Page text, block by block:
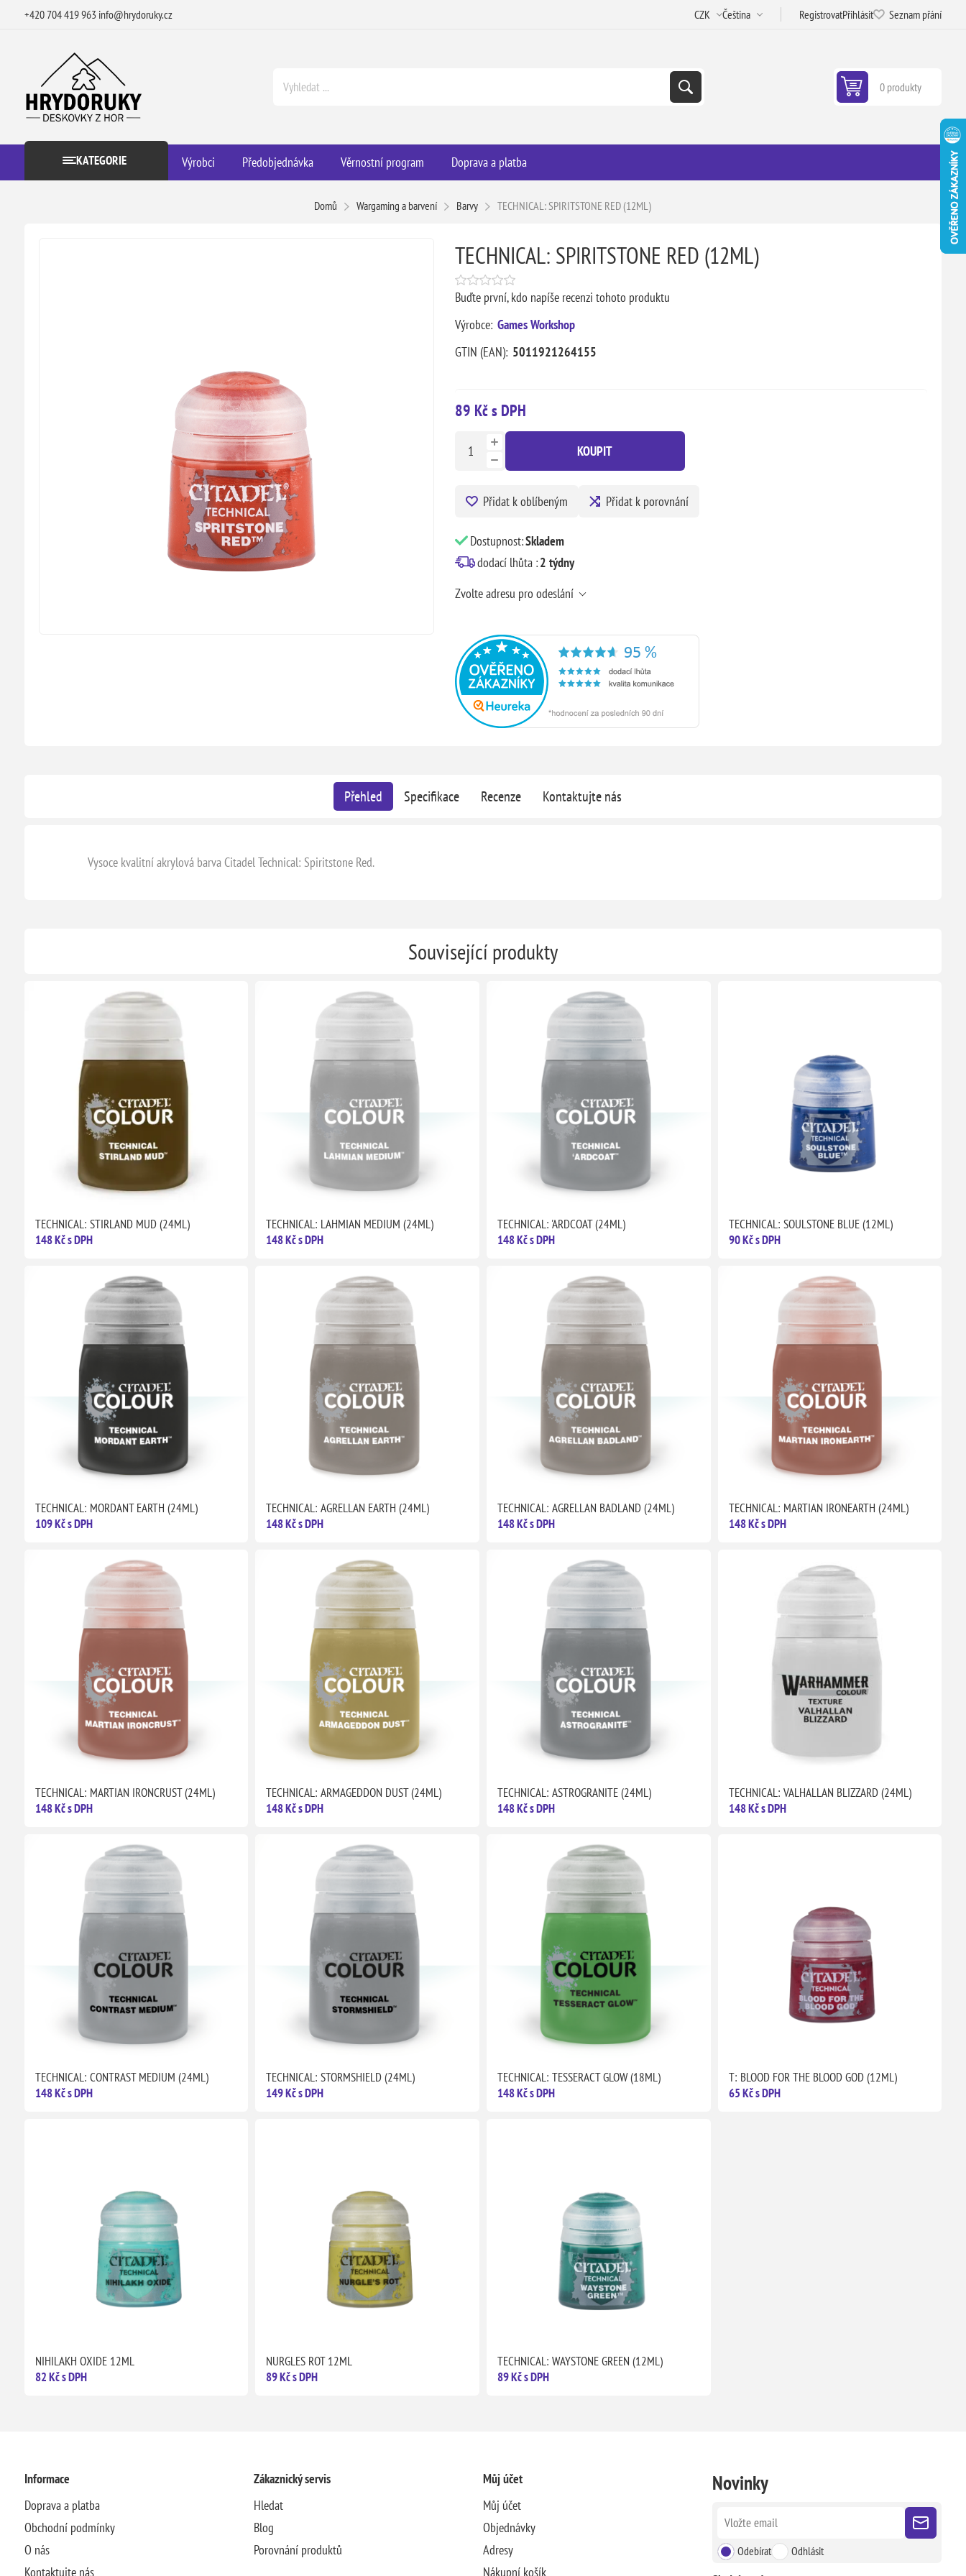
+420 704 419 963 info@hrydoruky.cz RegistrovatPřihlásit Seznam přání
0 produkty
KATEGORIE Výrobci Předobjednávka Věrnostní program Doprava a platba
Domů Wargaming a barvení Barvy TECHNICAL: SPIRITSTONE RED (12ML)
TECHNICAL: SPIRITSTONE RED (12ML)
Buďte první, kdo napíše recenzi tohoto produktu
Výrobce: Games Workshop
GTIN (EAN): 5011921264155
89 Kč s DPH
KOUPIT
Přidat k oblíbeným Přidat k porovnání
Dostupnost:Skladem
dodací lhůta :2 týdny
Zvolte adresu pro odeslání
Přehled Specifikace Recenze Kontaktujte nás
Vysoce kvalitní akrylová barva Citadel Technical: Spiritstone Red.
Související produkty
TECHNICAL: STIRLAND MUD (24ML)
148 Kč s DPH
TECHNICAL: LAHMIAN MEDIUM (24ML)
148 Kč s DPH
TECHNICAL: 'ARDCOAT (24ML)
148 Kč s DPH
TECHNICAL: SOULSTONE BLUE (12ML)
90 Kč s DPH
TECHNICAL: MORDANT EARTH (24ML)
109 Kč s DPH
TECHNICAL: AGRELLAN EARTH (24ML)
148 Kč s DPH
TECHNICAL: AGRELLAN BADLAND (24ML)
148 Kč s DPH
TECHNICAL: MARTIAN IRONEARTH (24ML)
148 Kč s DPH
TECHNICAL: MARTIAN IRONCRUST (24ML)
148 Kč s DPH
TECHNICAL: ARMAGEDDON DUST (24ML)
148 Kč s DPH
TECHNICAL: ASTROGRANITE (24ML)
148 Kč s DPH
TECHNICAL: VALHALLAN BLIZZARD (24ML)
148 Kč s DPH
TECHNICAL: CONTRAST MEDIUM (24ML)
148 Kč s DPH
TECHNICAL: STORMSHIELD (24ML)
149 Kč s DPH
TECHNICAL: TESSERACT GLOW (18ML)
148 Kč s DPH
T: BLOOD FOR THE BLOOD GOD (12ML)
65 Kč s DPH
NIHILAKH OXIDE 12ML
82 Kč s DPH
NURGLES ROT 12ML
89 Kč s DPH
TECHNICAL: WAYSTONE GREEN (12ML)
89 Kč s DPH
Informace
Doprava a platba
Obchodní podmínky
O nás
Kontaktujte nás
Zákaznický servis
Hledat
Blog
Porovnání produktů
Můj účet
Můj účet
Objednávky
Adresy
Nákupní košík
Novinky
Odebírat Odhlásit